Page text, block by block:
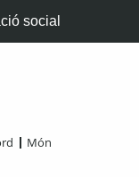
social
Món